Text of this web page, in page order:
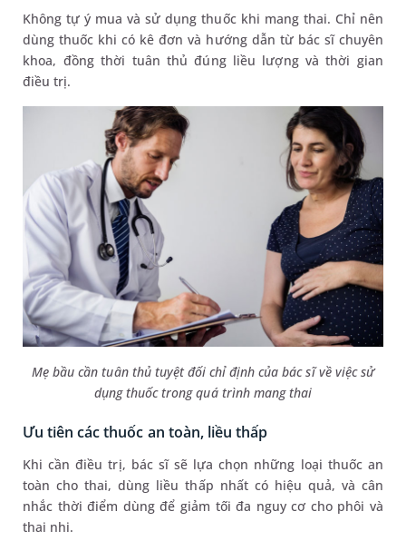
Không tự ý mua và sử dụng thuốc khi mang thai. Chỉ nên
dùng thuốc khi có kê đơn và hướng dẫn từ bác sĩ chuyên
khoa, đồng thời tuân thủ đúng liều lượng và thời gian
điều trị.
Mẹ bầu cần tuân thủ tuyệt đối chỉ định của bác sĩ về việc sử
dụng thuốc trong quá trình mang thai
Ưu tiên các thuốc an toàn, liều thấp
Khi cần điều trị, bác sĩ sẽ lựa chọn những loại thuốc an
toàn cho thai, dùng liều thấp nhất có hiệu quả, và cân
nhắc thời điểm dùng để giảm tối đa nguy cơ cho phôi và
thai nhi.